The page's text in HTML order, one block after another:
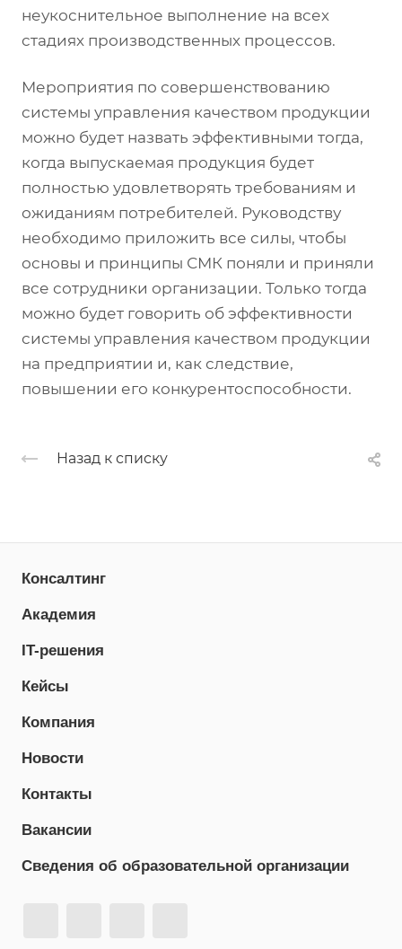
неукоснительное выполнение на всех
стадиях производственных процессов.
Мероприятия по совершенствованию
системы управления качеством продукции
можно будет назвать эффективными тогда,
когда выпускаемая продукция будет
полностью удовлетворять требованиям и
ожиданиям потребителей. Руководству
необходимо приложить все силы, чтобы
основы и принципы СМК поняли и приняли
все сотрудники организации. Только тогда
можно будет говорить об эффективности
системы управления качеством продукции
на предприятии и, как следствие,
повышении его конкурентоспособности.
Назад к списку
Консалтинг
Академия
IT-решения
Кейсы
Компания
Новости
Контакты
Вакансии
Сведения об образовательной организации